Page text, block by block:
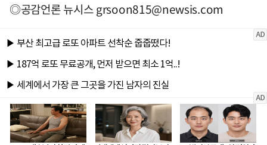
◎공감언론 뉴시스grsoon815@newsis.com